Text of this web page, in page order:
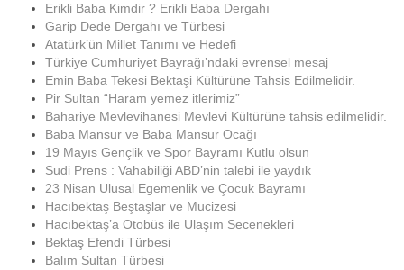
Erikli Baba Kimdir ? Erikli Baba Dergahı
Garip Dede Dergahı ve Türbesi
Atatürk’ün Millet Tanımı ve Hedefi
Türkiye Cumhuriyet Bayrağı’ndaki evrensel mesaj
Emin Baba Tekesi Bektaşi Kültürüne Tahsis Edilmelidir.
Pir Sultan “Haram yemez itlerimiz”
Bahariye Mevlevihanesi Mevlevi Kültürüne tahsis edilmelidir.
Baba Mansur ve Baba Mansur Ocağı
19 Mayıs Gençlik ve Spor Bayramı Kutlu olsun
Sudi Prens : Vahabiliği ABD’nin talebi ile yaydık
23 Nisan Ulusal Egemenlik ve Çocuk Bayramı
Hacıbektaş Beştaşlar ve Mucizesi
Hacıbektaş’a Otobüs ile Ulaşım Secenekleri
Bektaş Efendi Türbesi
Balım Sultan Türbesi